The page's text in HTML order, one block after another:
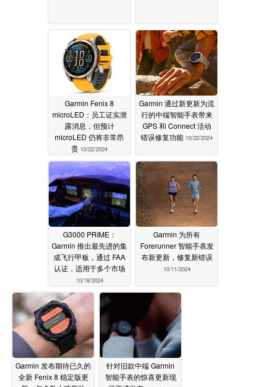
Garmin Fenix 8
microLED：员工证实泄
露消息，但预计
microLED 仍将非常昂
贵 10/22/2024
Garmin 通过新更新为流
行的中端智能手表带来
GPS 和 Connect 活动
错误修复功能 10/22/2024
G3000 PRIME：
Garmin 推出最先进的集
成飞行甲板，通过 FAA
认证，适用于多个市场
10/18/2024
Garmin 为所有
Forerunner 智能手表发
布新更新，修复新错误
10/11/2024
Garmin 发布期待已久的
全新 Fenix 8 稳定版更
针对旧款中端 Garmin
智能手表的惊喜更新现